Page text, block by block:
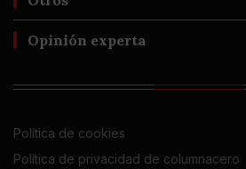
Opinión experta
Política de cookies
Política de privacidad de columnacero